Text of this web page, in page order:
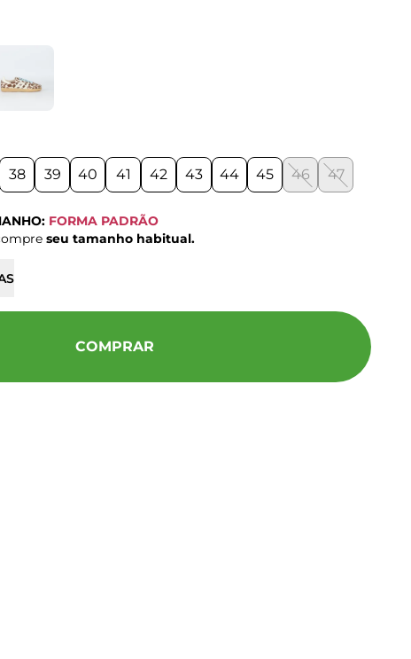
38 39 40 41 42 43 44 45 46 47
FORMA PADRÃO
seu tamanho habitual.
COMPRAR